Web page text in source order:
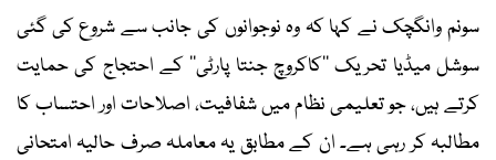
سونم وانگچک نے کہا کہ وہ نوجوانوں کی جانب سے شروع کی گئی
سوشل میڈیا تحریک ’’کاکروچ جنتا پارٹی‘‘ کے احتجاج کی حمایت
کرتے ہیں، جو تعلیمی نظام میں شفافیت، اصلاحات اور احتساب کا
مطالبہ کر رہی ہے۔ ان کے مطابق یہ معاملہ صرف حالیہ امتحانی